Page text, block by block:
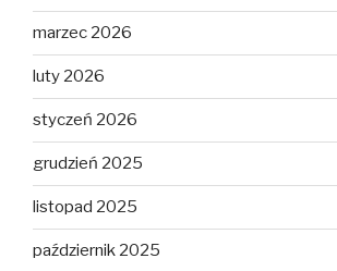
marzec 2026
luty 2026
styczeń 2026
grudzień 2025
listopad 2025
październik 2025